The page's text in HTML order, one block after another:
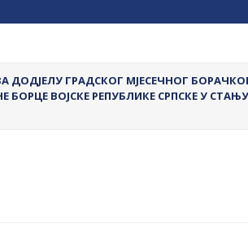
ДОДЈЕЛУ ГРАДСКОГ МЈЕСЕЧНОГ
ВОЈСКЕ РЕПУБЛИКЕ СРПСКЕ У СТАЊУ